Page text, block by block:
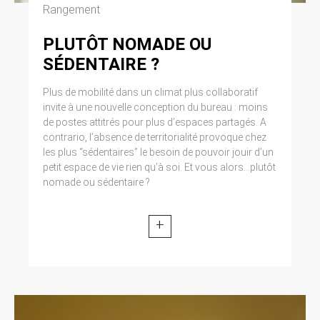
Rangement
PLUTÔT NOMADE OU
SÉDENTAIRE ?
Plus de mobilité dans un climat plus collaboratif
invite à une nouvelle conception du bureau : moins
de postes attitrés pour plus d’espaces partagés. A
contrario, l’absence de territorialité provoque chez
les plus “sédentaires” le besoin de pouvoir jouir d’un
petit espace de vie rien qu’à soi. Et vous alors...plutôt
nomade ou sédentaire ?
+
Cliquez en haut à droite du navigateur sur le
lignes horizontales). Sélectionnez Paramètres.
Cliquez sur Afficher les paramètres avancés.
Dans la section ‘Confidentialité’, cliquez sur
vous pouvez bloquer les cookies.
9. DROIT APPLICABLE ET
ATTRIBUTION DE
JURIDICTION.
fait attribution exclusive de juridiction aux
tribunaux compétents de Paris.
CONCERNÉES.